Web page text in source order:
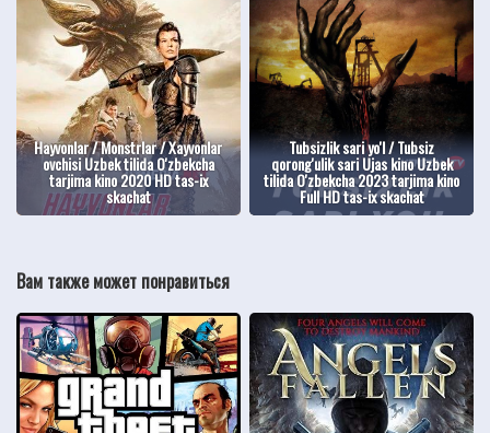
Hayvonlar / Monstrlar / Xayvonlar
ovchisi Uzbek tilida O'zbekcha
tarjima kino 2020 HD tas-ix
skachat
Tubsizlik sari yo'l / Tubsiz
qorong'ulik sari Ujas kino Uzbek
tilida O'zbekcha 2023 tarjima kino
Full HD tas-ix skachat
Вам также может понравиться